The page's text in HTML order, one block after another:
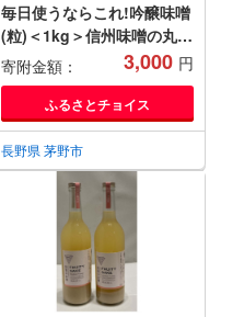
毎日使うならこれ!吟醸味噌
(粒)＜1kg＞信州味噌の丸井
伊藤商店_味噌 みそ 1キロ
合わせ味噌 あわせみそ 塩分
控えめ ダイヤ味噌 調味料
甘口 コク 手作り 信州 伝統
職人 長野県 人気 おすすめ
送料無料【1576457】
寄附金額： 3,000 円
ふるさとチョイス
長野県 茅野市